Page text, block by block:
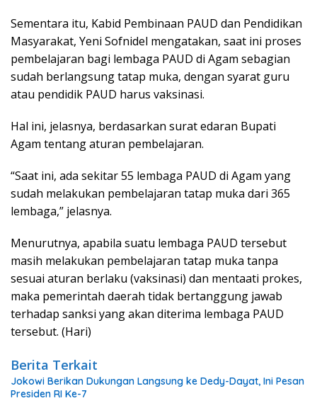
Sementara itu, Kabid Pembinaan PAUD dan Pendidikan
Masyarakat, Yeni Sofnidel mengatakan, saat ini proses
pembelajaran bagi lembaga PAUD di Agam sebagian
sudah berlangsung tatap muka, dengan syarat guru
atau pendidik PAUD harus vaksinasi.
Hal ini, jelasnya, berdasarkan surat edaran Bupati
Agam tentang aturan pembelajaran.
“Saat ini, ada sekitar 55 lembaga PAUD di Agam yang
sudah melakukan pembelajaran tatap muka dari 365
lembaga,” jelasnya.
Menurutnya, apabila suatu lembaga PAUD tersebut
masih melakukan pembelajaran tatap muka tanpa
sesuai aturan berlaku (vaksinasi) dan mentaati prokes,
maka pemerintah daerah tidak bertanggung jawab
terhadap sanksi yang akan diterima lembaga PAUD
tersebut. (Hari)
Berita Terkait
Jokowi Berikan Dukungan Langsung ke Dedy-Dayat, Ini Pesan
Presiden RI Ke-7